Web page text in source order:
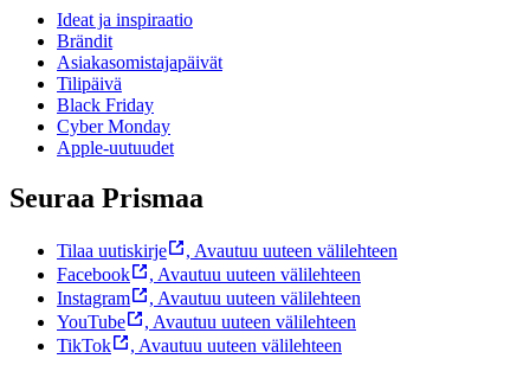
Ideat ja inspiraatio
Brändit
Asiakasomistajapäivät
Tilipäivä
Black Friday
Cyber Monday
Apple-uutuudet
Seuraa Prismaa
Tilaa uutiskirje , Avautuu uuteen välilehteen
Facebook
, Avautuu uuteen välilehteen
Instagram
, Avautuu uuteen välilehteen
YouTube
, Avautuu uuteen välilehteen
TikTok
, Avautuu uuteen välilehteen